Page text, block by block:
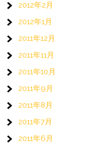
2012年2月
2012年1月
2011年12月
2011年11月
2011年10月
2011年9月
2011年8月
2011年7月
2011年6月